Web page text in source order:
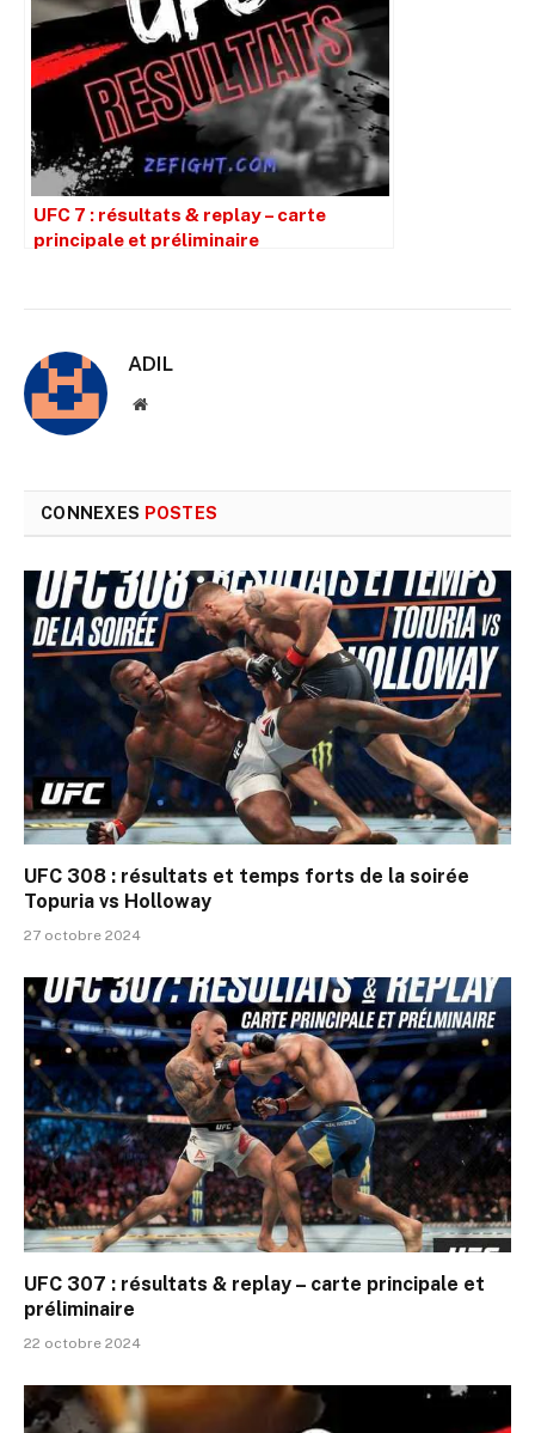
UFC 7 : résultats & replay – carte
principale et préliminaire
ADIL
Site
CONNEXES POSTES
UFC 308 : résultats et temps forts de la soirée
Topuria vs Holloway
27 octobre 2024
UFC 307 : résultats & replay – carte principale et
préliminaire
22 octobre 2024